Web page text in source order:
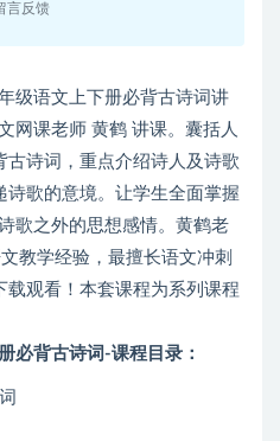
言反馈
级语文上下册必背古诗词讲
网课老师 黄鹤 讲课。囊括人
诗词，重点介绍诗人及诗歌
歌的意境。让学生全面掌握
歌之外的思想感情。黄鹤老
教学经验，最擅长语文冲刺
观看！本套课程为系列课程
必背古诗词-课程目录：